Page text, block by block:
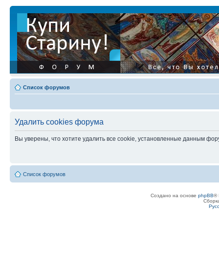
Список форумов
Удалить cookies форума
Вы уверены, что хотите удалить все cookie, установленные данным
Список форумов
Создано на основе phpBB®